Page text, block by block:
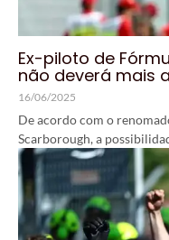
Ex-piloto de
não deverá mais
16/06/2025
De acordo com o
Scarborough, a